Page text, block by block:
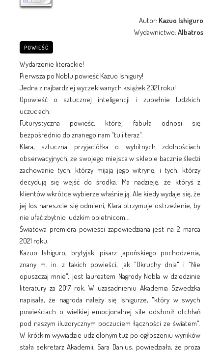
Autor: Kazuo Ishiguro
Wydawnictwo:Albatros
POWIEŚĆ
Wydarzenie literackie!
Pierwsza po Noblu powieść Kazuo Ishigury!
Jedna z najbardziej wyczekiwanych książek 2021 roku!
Opowieść o sztucznej inteligencji i zupełnie ludzkich
uczuciach.
Futurystyczna powieść, której fabuła odnosi się
bezpośrednio do znanego nam "tu i teraz".
Klara, sztuczna przyjaciółka o wybitnych zdolnościach
obserwacyjnych, ze swojego miejsca w sklepie bacznie śledzi
zachowanie tych, którzy mijają jego witrynę, i tych, którzy
decydują się wejść do środka. Ma nadzieję, że któryś z
klientów wkrótce wybierze właśnie ją. Ale kiedy wydaje się, że
jej los nareszcie się odmieni, Klara otrzymuje ostrzeżenie, by
nie ufać zbytnio ludzkim obietnicom...
Światowa premiera powieści zapowiedziana jest na 2 marca
2021 roku.
Kazuo Ishiguro, brytyjski pisarz japońskiego pochodzenia,
znany m. in. z takich powieści, jak "Okruchy dnia" i "Nie
opuszczaj mnie", jest laureatem Nagrody Nobla w dziedzinie
literatury za 2017 rok. W uzasadnieniu Akademia Szwedzka
napisała, że nagroda należy się Ishigurze, "który w swych
powieściach o wielkiej emocjonalnej sile odsłonił otchłań
pod naszym iluzorycznym poczuciem łączności ze światem".
W krótkim wywiadzie udzielonym tuż po ogłoszeniu wyników
stała sekretarz Akademii, Sara Danius, powiedziała, że proza